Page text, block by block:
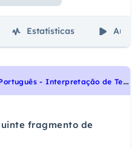
Estatísticas Aulas
U
FMS 2018 - Português - Interpretação de Textos, Análise sintática, Sintaxe, Pontuação, Uso da Vírgula, Noções Gerais de Compreensão e Interpretação de Texto
fragmento de